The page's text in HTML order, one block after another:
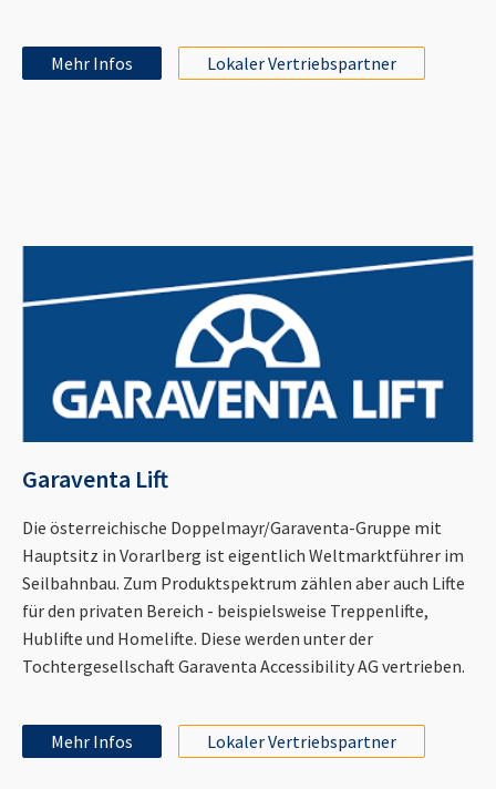
Mehr Infos Lokaler Vertriebspartner
Garaventa Lift
Die österreichische Doppelmayr/Garaventa-Gruppe mit
Hauptsitz in Vorarlberg ist eigentlich Weltmarktführer im
Seilbahnbau. Zum Produktspektrum zählen aber auch Lifte
für den privaten Bereich - beispielsweise Treppenlifte,
Hublifte und Homelifte. Diese werden unter der
Tochtergesellschaft Garaventa Accessibility AG vertrieben.
Mehr Infos Lokaler Vertriebspartner